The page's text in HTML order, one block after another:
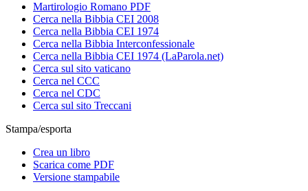
Martirologio Romano PDF
Cerca nella Bibbia CEI 2008
Cerca nella Bibbia CEI 1974
Cerca nella Bibbia Interconfessionale
Cerca nella Bibbia CEI 1974 (LaParola.net)
Cerca sul sito vaticano
Cerca nel CCC
Cerca nel CDC
Cerca sul sito Treccani
Stampa/esporta
Crea un libro
Scarica come PDF
Versione stampabile